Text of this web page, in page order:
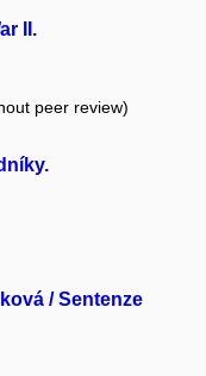
II.
peer review)
/ Sentenze